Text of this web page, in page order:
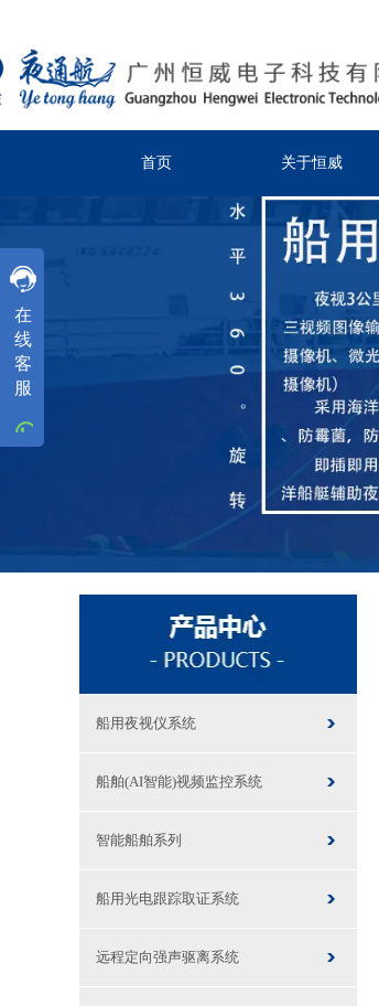
在
线
客
服
工作时间
首页 关于恒威
船用夜视仪系统
船舶(AI智能)视频监控系统
智能船舶系列
船用光电跟踪取证系统
远程定向强声驱离系统